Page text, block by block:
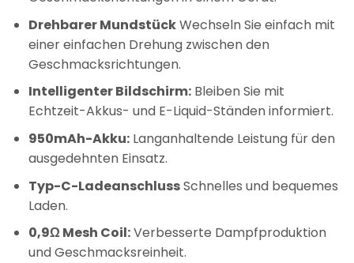
Drehbarer MundstückWechseln Sie einfach mit
einer einfachen Drehung zwischen den
Geschmacksrichtungen.
Intelligenter Bildschirm:Bleiben Sie mit
Echtzeit-Akkus- und E-Liquid-Ständen informiert.
950mAh-Akku:Langanhaltende Leistung für den
ausgedehnten Einsatz.
Typ-C-LadeanschlussSchnelles und bequemes
Laden.
0,9Ω Mesh Coil:Verbesserte Dampfproduktion
und Geschmacksreinheit.